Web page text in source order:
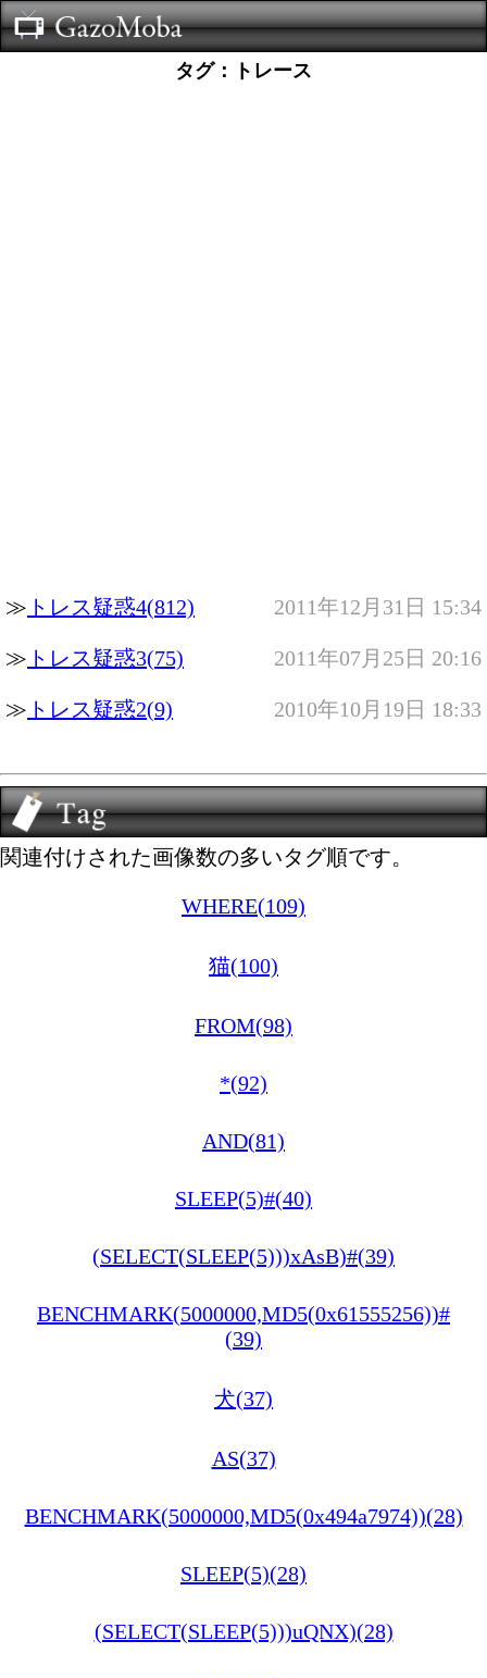
タグ：トレース
≫ トレス疑惑4(812) 2011年12月31日 15:34
≫ トレス疑惑3(75) 2011年07月25日 20:16
≫ トレス疑惑2(9) 2010年10月19日 18:33
関連付けされた画像数の多いタグ順です。
WHERE(109)
猫(100)
FROM(98)
*(92)
AND(81)
SLEEP(5)#(40)
(SELECT(SLEEP(5)))xAsB)#(39)
BENCHMARK(5000000,MD5(0x61555256))#
(39)
犬(37)
AS(37)
BENCHMARK(5000000,MD5(0x494a7974))(28)
SLEEP(5)(28)
(SELECT(SLEEP(5)))uQNX)(28)